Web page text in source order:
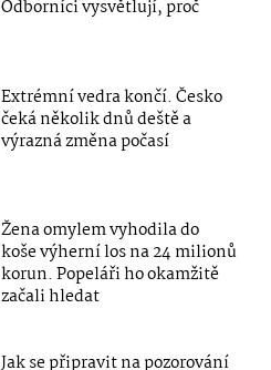
Odborníci vysvětlují, proč
Extrémní vedra končí. Česko
čeká několik dnů deště a
výrazná změna počasí
Žena omylem vyhodila do
koše výherní los na 24 milionů
korun. Popeláři ho okamžitě
začali hledat
Jak se připravit na pozorování